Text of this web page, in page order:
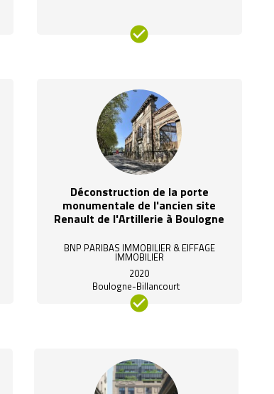
Déconstruction de la porte
monumentale de l'ancien site
Renault de l'Artillerie à Boulogne
BNP PARIBAS IMMOBILIER & EIFFAGE
IMMOBILIER
2020
Boulogne-Billancourt